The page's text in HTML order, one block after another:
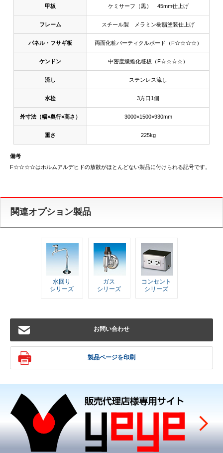
甲板 ケミサーフ（黒） 45mm仕上げ
フレーム スチール製 メラミン樹脂塗装仕上げ
パネル・フサギ板 両面化粧パーティクルボード（F☆☆☆☆）
ケンドン 中密度繊維化粧板（F☆☆☆☆）
流し ステンレス流し
水栓 3方口1個
外寸法（幅×奥行×高さ） 3000×1500×930mm
重さ 225kg
備考
F☆☆☆☆はホルムアルデヒドの放散がほとんどない製品に付けられる記号です。
関連オプション製品
水回り
シリーズ
ガス
シリーズ
コンセント
シリーズ
お問い合わせ
製品ページを印刷